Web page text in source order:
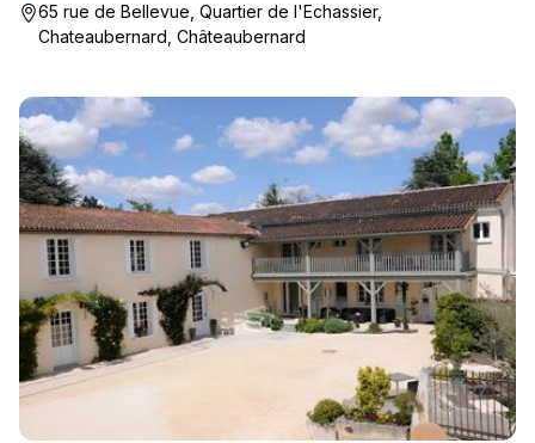
65 rue de Bellevue, Quartier de l'Echassier,
Chateaubernard, Châteaubernard